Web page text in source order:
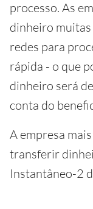
processo. As
dinheiro muitas
redes para
rápida - o que
dinheiro será
conta do
A empresa
transferir
Instantâneo-2